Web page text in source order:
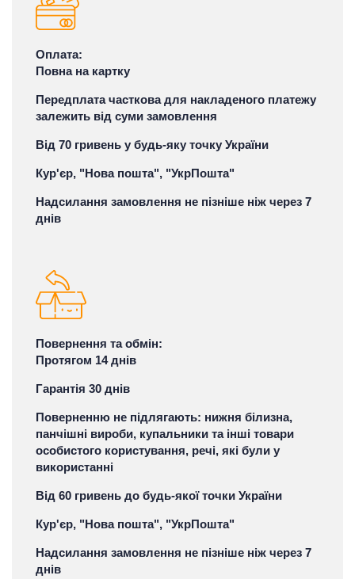
Оплата:
Повна на картку
Передплата часткова для накладеного платежу
залежить від суми замовлення
Від 70 гривень у будь-яку точку України
Кур'єр, "Нова пошта", "УкрПошта"
Надсилання замовлення не пізніше ніж через 7
днів
Повернення та обмін:
Протягом 14 днів
Гарантія 30 днів
Поверненню не підлягають: нижня білизна,
панчішні вироби, купальники та інші товари
особистого користування, речі, які були у
використанні
Від 60 гривень до будь-якої точки України
Кур'єр, "Нова пошта", "УкрПошта"
Надсилання замовлення не пізніше ніж через 7
днів